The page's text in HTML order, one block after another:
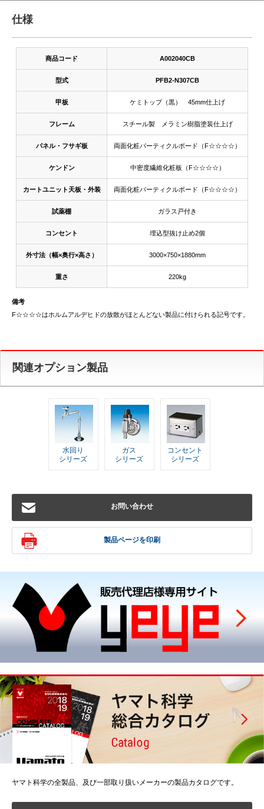
仕様
商品コード A002040CB
型式 PFB2-N307CB
甲板 ケミトップ（黒） 45mm仕上げ
フレーム スチール製 メラミン樹脂塗装仕上げ
パネル・フサギ板 両面化粧パーティクルボード（F☆☆☆☆）
ケンドン 中密度繊維化粧板（F☆☆☆☆）
カートユニット天板・外装 両面化粧パーティクルボード（F☆☆☆☆）
試薬棚 ガラス戸付き
コンセント 埋込型抜け止め2個
外寸法（幅×奥行×高さ） 3000×750×1880mm
重さ 220kg
備考
F☆☆☆☆はホルムアルデヒドの放散がほとんどない製品に付けられる記号です。
関連オプション製品
水回り
シリーズ
ガス
シリーズ
コンセント
シリーズ
お問い合わせ
製品ページを印刷
ヤマト科学の全製品、及び一部取り扱いメーカーの製品カタログです。